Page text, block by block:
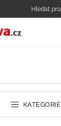
KATEGORIE